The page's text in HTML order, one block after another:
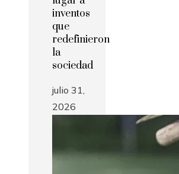
inventos
que
redefinieron
la
sociedad
julio 31,
2026